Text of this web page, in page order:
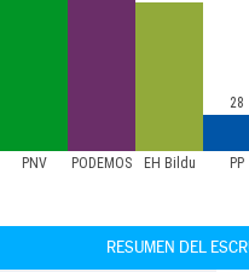
PNV PODEMOS EH Bildu PP
28
RESUMEN DEL